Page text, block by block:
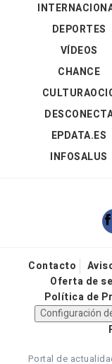
DEPORTES
VÍDEOS
CHANCE
EPDATA.ES
INFOSALUS
Contacto
Oferta de
Política de
Configuración
Portal de